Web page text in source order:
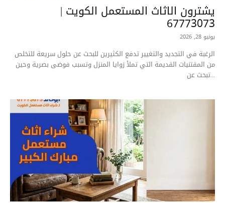
يشترون الاثاث المستعمل الكويت |
67773073
يونيو 28, 2026
الرغبة في التجديد والتغيير تدفع الكثيرين للبحث عن حلول سريعة للتخلص
من المقتنيات القديمة التي تملأ زوايا المنزل وتسبب فوضى بصرية وحين
تبحث عن...